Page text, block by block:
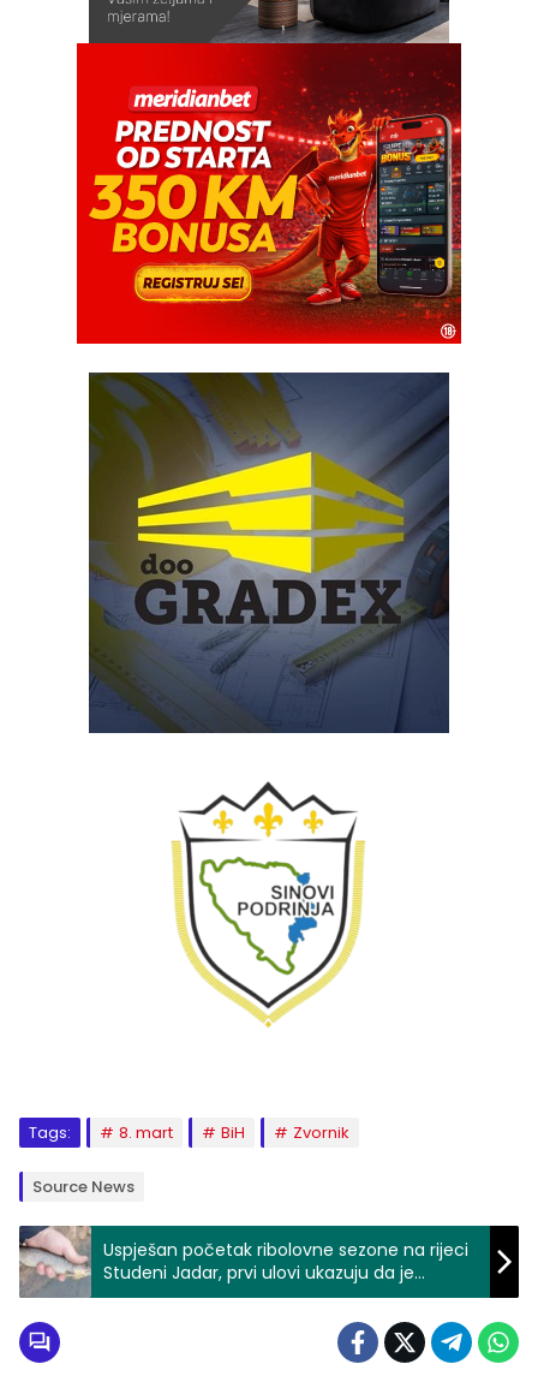
Tags: 8. mart BiH Zvornik
Source News
Uspješan početak ribolovne sezone na rijeci
Studeni Jadar, prvi ulovi ukazuju da je
poribljavanje bilo uspješno (FOTO)